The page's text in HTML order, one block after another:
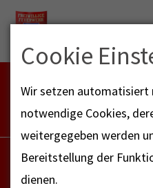
FEUERWEHR
Cookie
Wir setzen automatisiert
notwendige Cookies,
weitergegeben werden
Bereitstellung der
dienen.